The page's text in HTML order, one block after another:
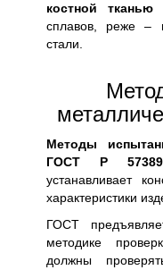
костной тканью
сплавов, реже –
стали.
Методы
ГОСТ Р 57389-
устанавливает
характеристики
ГОСТ
методике
должны